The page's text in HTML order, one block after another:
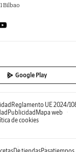
Bilbao
Google Play
Reglamento UE 2024/
PublicidadMapa web
de cookies